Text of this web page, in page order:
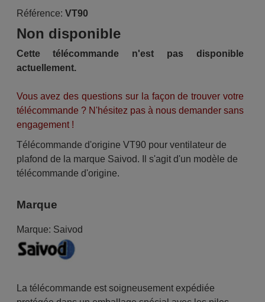
Référence: VT90
Non disponible
Cette télécommande n'est pas disponible
actuellement.
Vous avez des questions sur la façon de trouver votre
télécommande ? N'hésitez pas à nous demander sans
engagement !
Télécommande d'origine VT90 pour ventilateur de
plafond de la marque Saivod. Il s'agit d'un modèle de
télécommande d'origine.
Marque
Marque: Saivod
La télécommande est soigneusement expédiée